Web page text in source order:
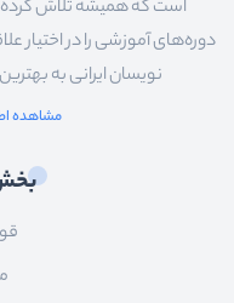
است که همیشه تلاش کرده
دوره‌های آموزشی را در اختیار
نویسان ایرانی به
مشاهده